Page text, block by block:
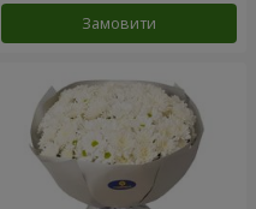
Замовити